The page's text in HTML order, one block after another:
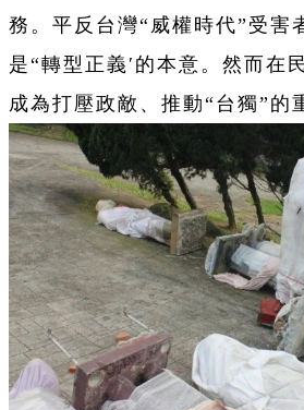
務。平反台灣“威權時代”受害
是“轉型正義′的本意。然而在
成為打壓政敵、推動“台獨”的